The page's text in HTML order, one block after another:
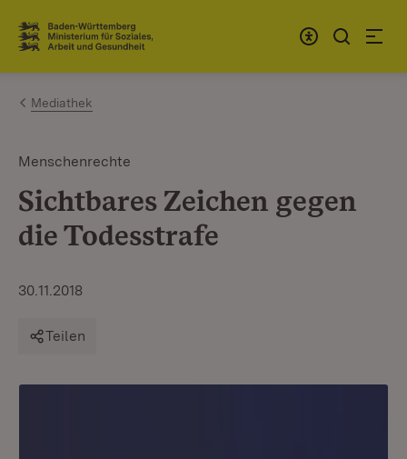
Zum Inhalt springen
Link zur Startseite
Mediathek
Menschenrechte
Sichtbares Zeichen gegen
die Todesstrafe
30.11.2018
Teilen